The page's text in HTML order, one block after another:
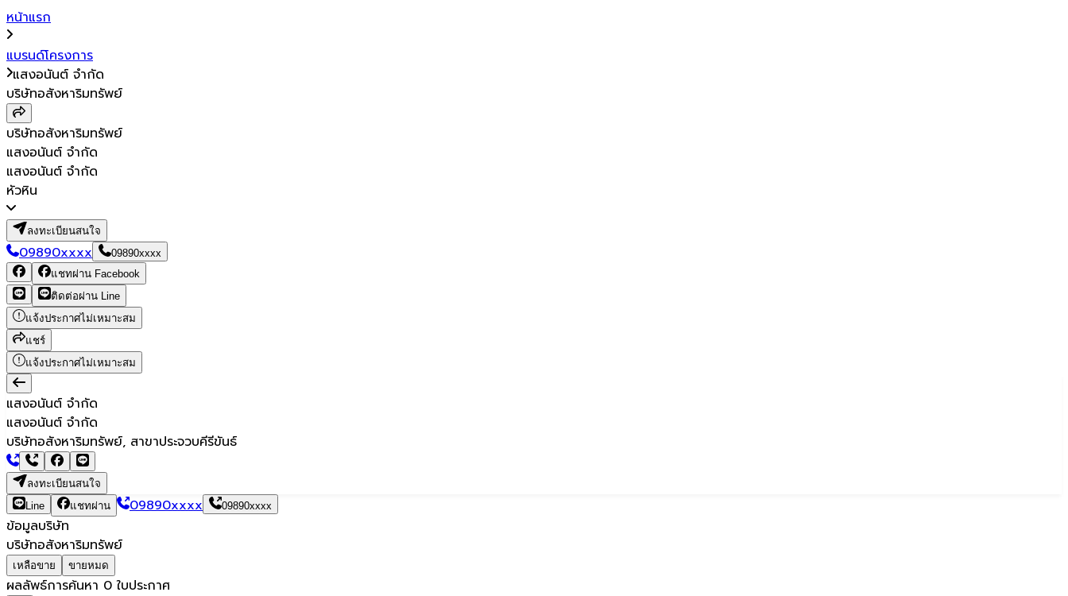
หน้าแรก
แบรนด์โครงการ
แสงอนันต์ จำกัด
บริษัทอสังหาริมทรัพย์
บริษัทอสังหาริมทรัพย์
แสงอนันต์ จำกัด
แสงอนันต์ จำกัด
หัวหิน
ลงทะเบียนสนใจ
09890xxxx
09890xxxx
แชทผ่าน Facebook
ติดต่อผ่าน Line
แจ้งประกาศไม่เหมาะสม
แชร์
แจ้งประกาศไม่เหมาะสม
แสงอนันต์ จำกัด
แสงอนันต์ จำกัด
บริษัทอสังหาริมทรัพย์, สาขาประจวบคีรีขันธ์
ลงทะเบียนสนใจ
Line
แชทผ่าน 09890xxxx 09890xxxx
ข้อมูลบริษัท
บริษัทอสังหาริมทรัพย์
เหลือขาย ขายหมด
ผลลัพธ์การค้นหา 0 ใบประกาศ